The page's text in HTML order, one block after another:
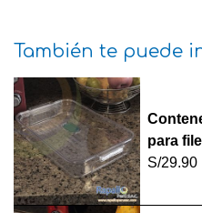
También te puede
para
S/29.90